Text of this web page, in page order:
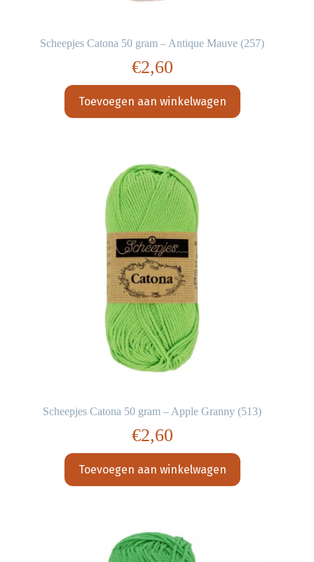
Scheepjes Catona 50 gram – Antique Mauve (257)
€2,60
Toevoegen aan winkelwagen
Scheepjes Catona 50 gram – Apple Granny (513)
€2,60
Toevoegen aan winkelwagen